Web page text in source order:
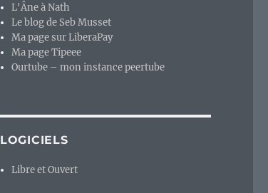
L'Âne à Nath
Le blog de Seb Musset
Ma page sur LiberaPay
Ma page Tipeee
Ourtube – mon instance peertube
LOGICIELS
Libre et Ouvert